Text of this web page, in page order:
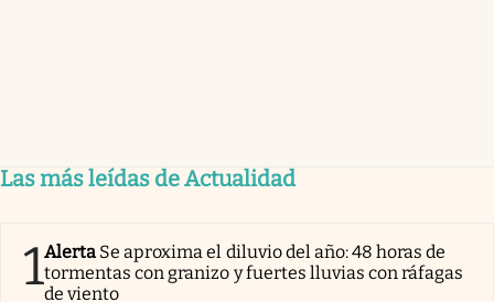
Las más leídas de Actualidad
1Alerta Se aproxima el diluvio del año: 48 horas de
tormentas con granizo y fuertes lluvias con ráfagas
de viento